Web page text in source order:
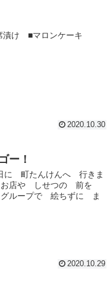
け ■マロンケーキ
2020.10.30
ー！
に 町たんけんへ 行きま
お店や しせつの 前を
グループで 絵ちずに ま
2020.10.29